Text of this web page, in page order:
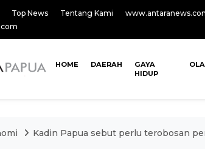
Top News Tentang Kami
HOME DAERAH
GAYA
HIDUP
Kadin Papua sebut perlu terobosan